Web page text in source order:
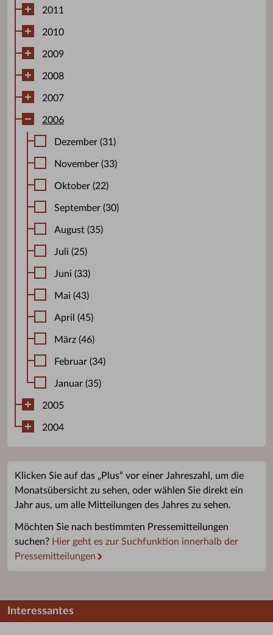
2011
2010
2009
2008
2007
2006
Dezember (31)
November (33)
Oktober (22)
September (30)
August (35)
Juli (25)
Juni (33)
Mai (43)
April (45)
März (46)
Februar (34)
Januar (35)
2005
2004
Klicken Sie auf das „Plus“ vor einer Jahreszahl, um die
Monatsübersicht zu sehen, oder wählen Sie direkt ein
Jahr aus, um alle Mitteilungen des Jahres zu sehen.
Möchten Sie nach bestimmten Pressemitteilungen
suchen? Hier geht es zur Suchfunktion innerhalb der
Pressemitteilungen
Interessantes